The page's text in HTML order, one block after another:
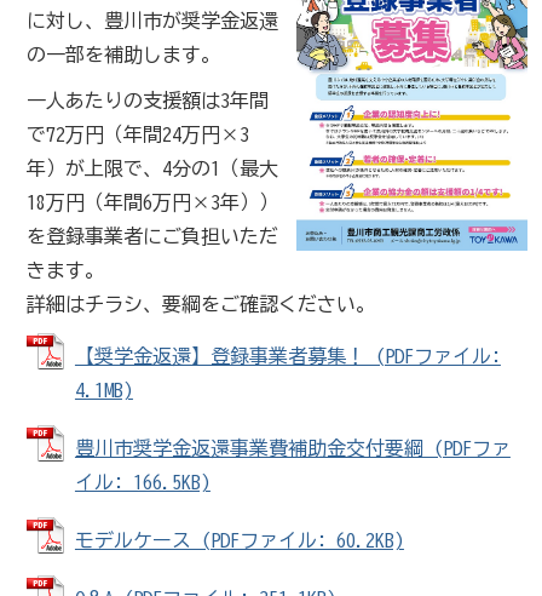
に対し、豊川市が奨学金返還
の一部を補助します。
一人あたりの支援額は3年間
で72万円（年間24万円×3
年）が上限で、4分の1（最大
18万円（年間6万円×3年））
を登録事業者にご負担いただ
きます。
詳細はチラシ、要綱をご確認ください。
【奨学金返還】登録事業者募集！ (PDFファイル:
4.1MB)
豊川市奨学金返還事業費補助金交付要綱 (PDFファ
イル: 166.5KB)
モデルケース (PDFファイル: 60.2KB)